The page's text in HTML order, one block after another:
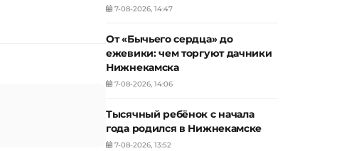
7-08-2026, 14:47
От «Бычьего сердца» до
ежевики: чем торгуют дачники
Нижнекамска
7-08-2026, 14:06
Тысячный ребёнок с начала
года родился в Нижнекамске
7-08-2026, 13:52